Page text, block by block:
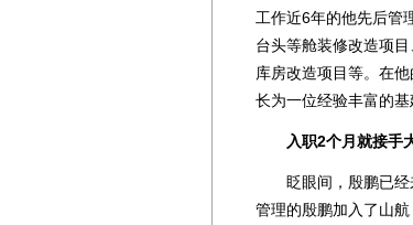
工作近6年的他先后管
台头等舱装修改造项
库房改造项目等。在
长为一位经验丰富的基
入职2个月就接手
眨眼间，殷鹏已经
管理的殷鹏加入了山